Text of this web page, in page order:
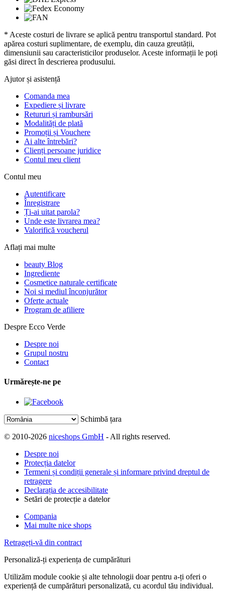
* Aceste costuri de livrare se aplică pentru transportul standard. Pot
apărea costuri suplimentare, de exemplu, din cauza greutății,
dimensiunii sau caracteristicilor produselor. Aceste informații le poți
găsi direct în descrierea produsului.
Ajutor și asistență
Comanda mea
Expediere și livrare
Retururi și rambursări
Modalități de plată
Promoții și Vouchere
Ai alte întrebări?
Clienți persoane juridice
Contul meu client
Contul meu
Autentificare
Înregistrare
Ți-ai uitat parola?
Unde este livrarea mea?
Valorifică voucherul
Aflați mai multe
beauty Blog
Ingrediente
Cosmetice naturale certificate
Noi si mediul înconjurător
Oferte actuale
Program de afiliere
Despre Ecco Verde
Despre noi
Grupul nostru
Contact
Urmărește-ne pe
Schimbă țara
© 2010-2026 niceshops GmbH - All rights reserved.
Despre noi
Protecția datelor
Termeni și condiții generale și informare privind dreptul de
retragere
Declarația de accesibilitate
Setări de protecție a datelor
Compania
Mai multe nice shops
Retrageți-vă din contract
Personaliză-ți experiența de cumpărături
Utilizăm module cookie și alte tehnologii doar pentru a-ți oferi o
experiență de cumpărături personalizată, cu acordul tău individual.